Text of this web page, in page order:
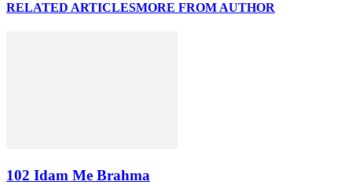
RELATED ARTICLESMORE FROM AUTHOR
102 Idam Me Brahma